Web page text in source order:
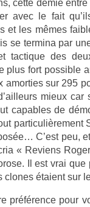
cette demie
avec le fait
et les mêmes
se ter­mina par
tac­tique des
plus fort pos­sible
sur 295
mieux car
cap­ables de
par­ticuliè­re­ment
C’est peu,
« Re­viens
Il est vrai
clones étaient sur
préférence pour